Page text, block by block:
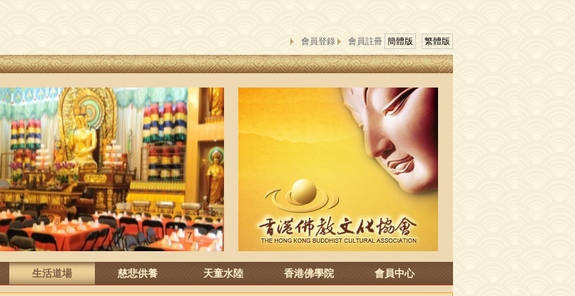
會員登錄 會員註冊 簡體版 繁體版
生活道場 慈悲供養 天童水陸 香港佛學院 會員中心